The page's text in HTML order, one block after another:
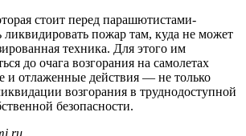
стоит перед парашютистами-
пожар там, куда не может
техника. Для этого им
до очага возгорания на самолетах
и отлаженные действия — не только
возгорания в труднодоступной
безопасности.